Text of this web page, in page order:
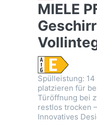
MIELE
Spülleistung:
platzieren für
Türöffnung bei
restlos trocken
Innovatives